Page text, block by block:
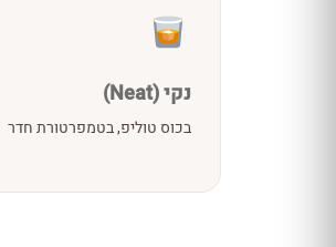
נקי (Neat)
בכוס טוליפ, בטמפרטורת חדר